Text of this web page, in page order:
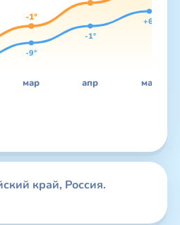
мар
-1°
-9°
апр
-1°
май
+6°
край, Россия.